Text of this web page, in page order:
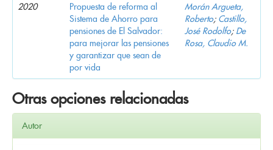
2020
Propuesta de reforma al
Sistema de Ahorro para
pensiones de El Salvador:
para mejorar las pensiones
y garantizar que sean de
por vida
Morán Argueta,
Roberto; Castillo,
José Rodolfo; De
Rosa, Claudio M.
Otras opciones relacionadas
Autor